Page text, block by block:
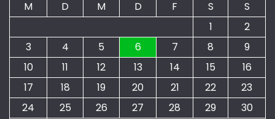
M
D M D F S
S
1
2
3
4 5 6 7 8
9
10
11 12 13 14 15
16
17
18 19 20 21 22
23
24
25 26 27 28 29 30